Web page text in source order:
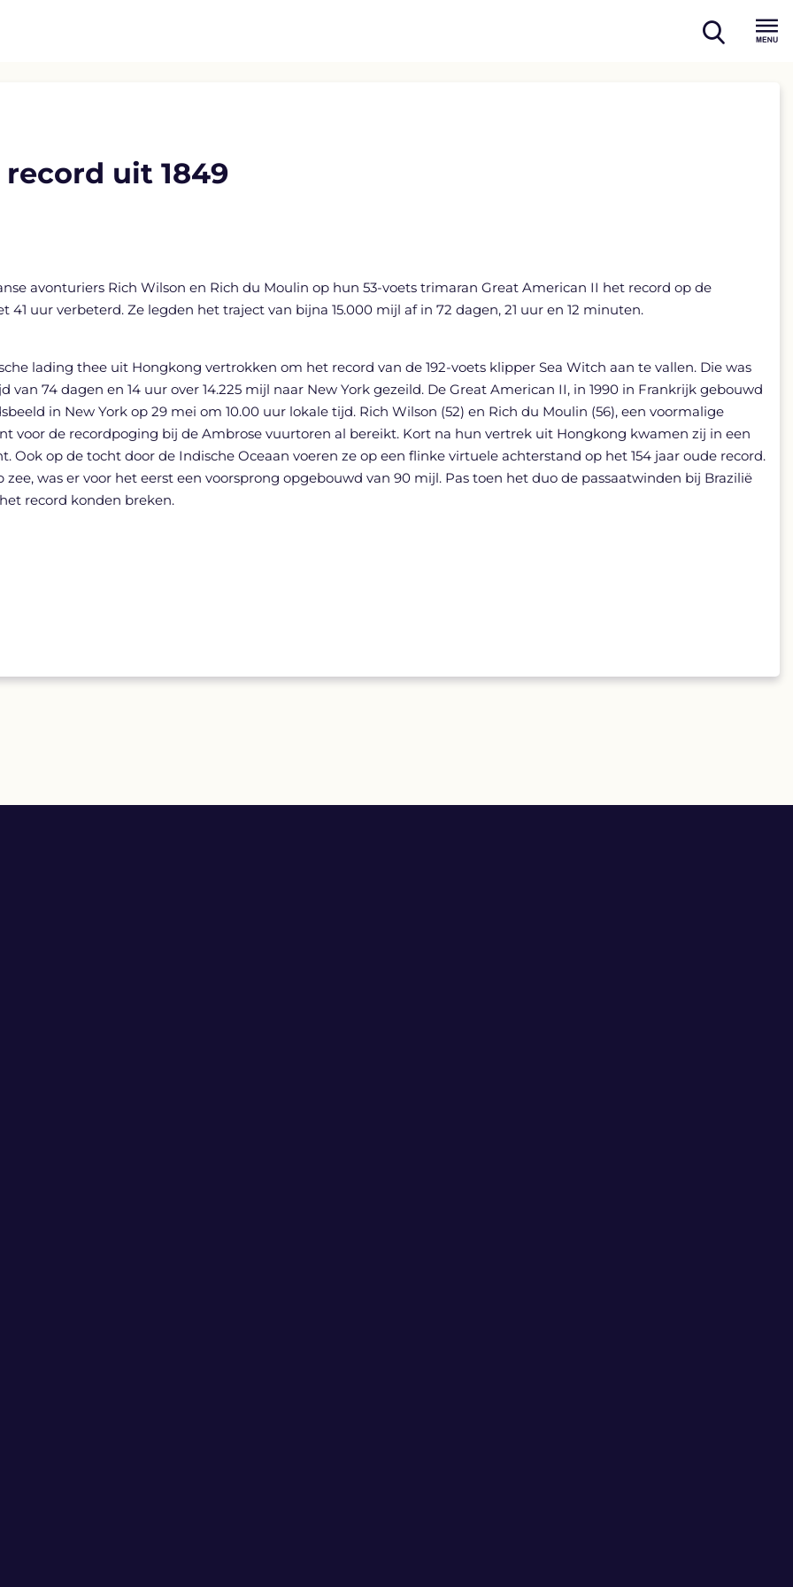
open
uit 1849
avonturiers Rich Wilson en Rich du Moulin op hun 53-voets trimaran Great American II het record op de
uur verbeterd. Ze legden het traject van bijna 15.000 mijl af in 72 dagen, 21 uur en 12 minuten.
lading thee uit Hongkong vertrokken om het record van de 192-voets klipper Sea Witch aan te vallen. Die was
74 dagen en 14 uur over 14.225 mijl naar New York gezeild. De Great American II, in 1990 in Frankrijk gebouwd
in New York op 29 mei om 10.00 uur lokale tijd. Rich Wilson (52) en Rich du Moulin (56), een voormalige
voor de recordpoging bij de Ambrose vuurtoren al bereikt. Kort na hun vertrek uit Hongkong kwamen zij in een
op de tocht door de Indische Oceaan voeren ze op een flinke virtuele achterstand op het 154 jaar oude record.
zee, was er voor het eerst een voorsprong opgebouwd van 90 mijl. Pas toen het duo de passaatwinden bij Brazilië
record konden breken.